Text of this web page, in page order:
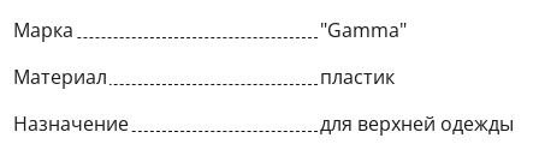
Марка
"Gamma"
Материал
пластик
Назначение
для верхней одежды